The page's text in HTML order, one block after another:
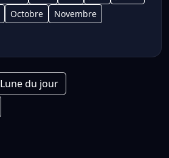
Octobre
Novembre
Lune du jour